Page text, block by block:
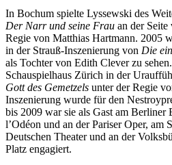
In Bochum spielte Lyssewski des
Der Narr und seine Frau an der
Regie von Matthias Hartmann. 2005
in der Strauß-Inszenierung von Die
als Tochter von Edith Clever zu
Schauspielhaus Zürich in der
Gott des Gemetzels unter der Regie
Inszenierung wurde für den
bis 2009 war sie als Gast am Berliner
l’Odéon und an der Pariser Oper, am
Deutschen Theater und an der
Platz engagiert.